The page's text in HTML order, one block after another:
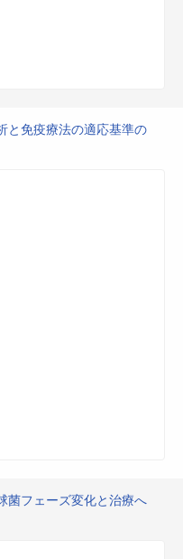
と免疫療法の適応基準の
菌フェーズ変化と治療へ